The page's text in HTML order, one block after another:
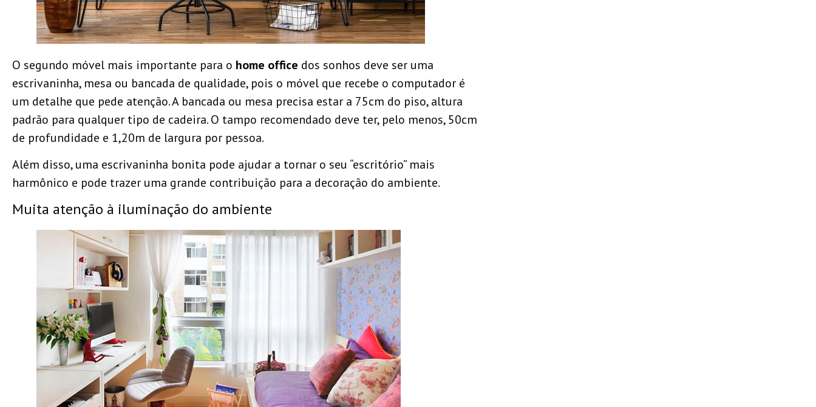
O segundo móvel mais importante para o home office dos sonhos deve ser uma
escrivaninha, mesa ou bancada de qualidade, pois o móvel que recebe o computador é
um detalhe que pede atenção. A bancada ou mesa precisa estar a 75cm do piso, altura
padrão para qualquer tipo de cadeira. O tampo recomendado deve ter, pelo menos, 50cm
de profundidade e 1,20m de largura por pessoa.
Além disso, uma escrivaninha bonita pode ajudar a tornar o seu “escritório” mais
harmônico e pode trazer uma grande contribuição para a decoração do ambiente.
Muita atenção à iluminação do ambiente